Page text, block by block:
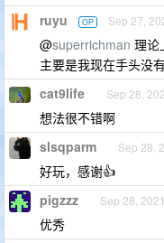
ruyu OP Sep 27,
@superrichman 理论
主要是我现在手头没
cat9life Sep 28,
想法很不错啊
slsqparm Sep 28,
好玩，感谢👍
pigzzz Sep 28, 2021
优秀